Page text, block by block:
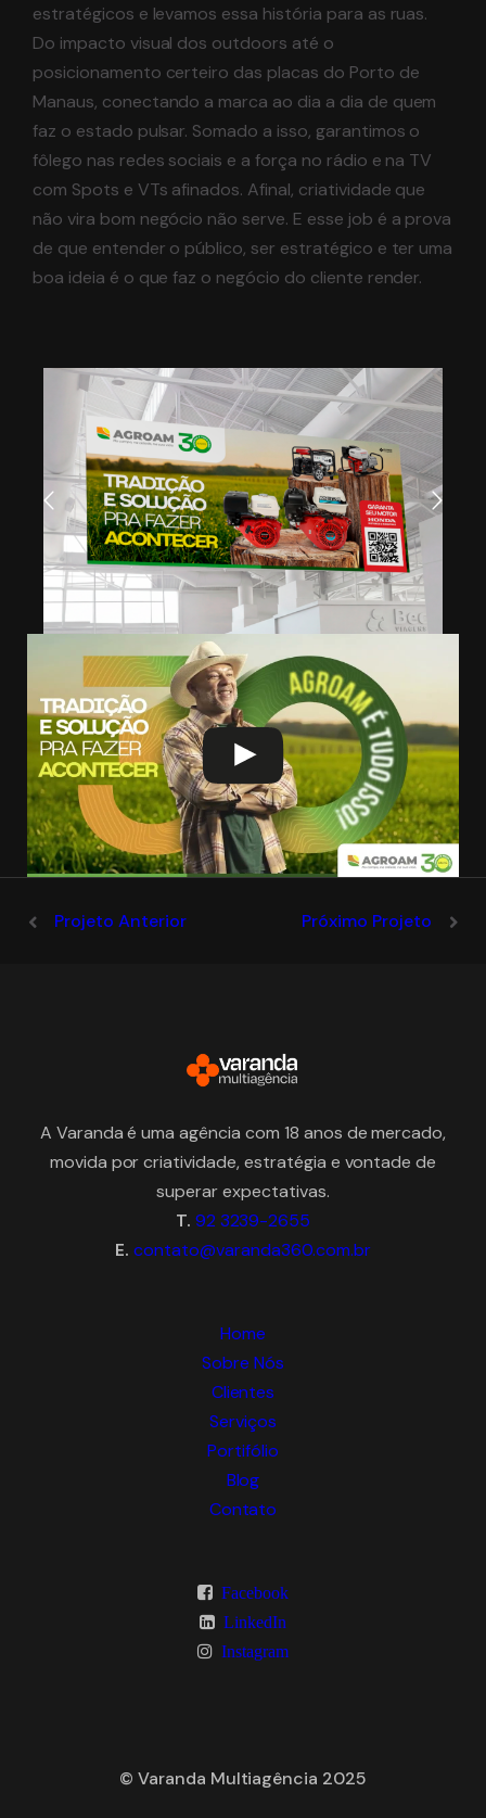
estratégicos e levamos essa história para as ruas.
Do impacto visual dos outdoors até o
posicionamento certeiro das placas do Porto de
Manaus, conectando a marca ao dia a dia de quem
faz o estado pulsar. Somado a isso, garantimos o
fôlego nas redes sociais e a força no rádio e na TV
com Spots e VTs afinados. Afinal, criatividade que
não vira bom negócio não serve. E esse job é a prova
de que entender o público, ser estratégico e ter uma
boa ideia é o que faz o negócio do cliente render.
Projeto Anterior Próximo Projeto
A Varanda é uma agência com 18 anos de mercado,
movida por criatividade, estratégia e vontade de
superar expectativas.
T. 92 3239-2655
E. contato@varanda360.com.br
Home
Sobre Nós
Clientes
Serviços
Portifólio
Blog
Contato
Facebook
LinkedIn
Instagram
© Varanda Multiagência 2025